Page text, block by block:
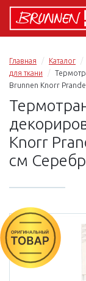
Главная Каталог
для ткани
Brunnen Knorr
Knorr
см